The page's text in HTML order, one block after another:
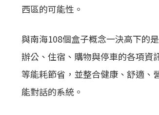
西區的可能性。
與南海108個盒子概念一決高下的
辦公、住宿、購物與停車的各項資
等能耗節省，並整合健康、舒適、
能對話的系統。